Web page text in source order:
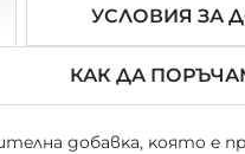
УСЛОВИЯ ЗА
КАК ДА
дoбaвĸa, ĸoятo e